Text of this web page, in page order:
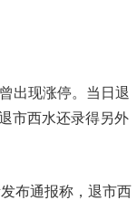
出现涨停。当日退
市西水还录得另外
布通报称，退市西